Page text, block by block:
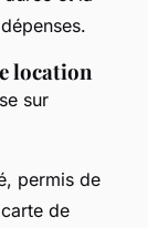
location
sur
permis de
de